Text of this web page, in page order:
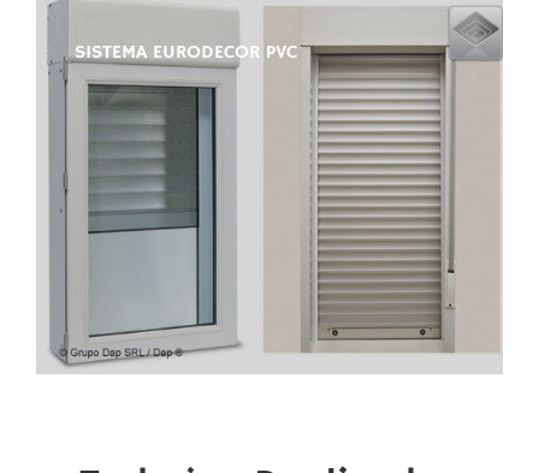
SISTEMA EURODECOR PVC